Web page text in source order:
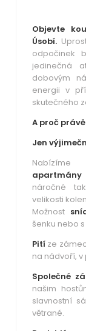
Objevte
Úsobí.
odpočinek
jedinečná
dobovým
energii v
skutečného
A proč
Jen
Nabízíme
apartmány
náročné
velikosti
Možnost
šenku nebo
Pití ze
na nádvoří,
Společné
našim
slavnostní
větrané.